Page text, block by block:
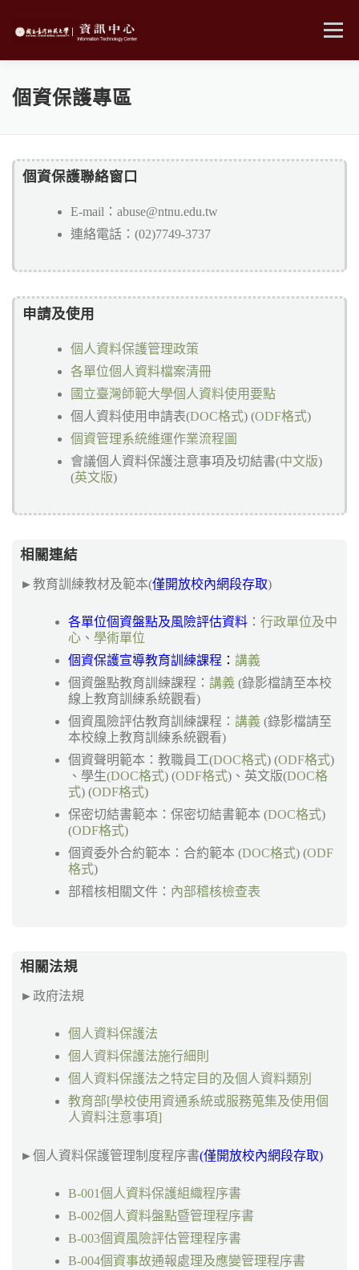
選單
個資保護專區
個資保護聯絡窗口
E-mail：abuse@ntnu.edu.tw
連絡電話：(02)7749-3737
申請及使用
個人資料保護管理政策
各單位個人資料檔案清冊
國立臺灣師範大學個人資料使用要點
個人資料使用申請表(DOC格式) (ODF格式)
個資管理系統維運作業流程圖
會議個人資料保護注意事項及切結書(中文版)
(英文版)
相關連結
►教育訓練教材及範本(僅開放校內網段存取)
各單位個資盤點及風險評估資料 ： 行政單位及中
心 、 學術單位
個資保護宣導教育訓練課程 ： 講義
個資盤點教育訓練課程： 講義 (錄影檔請至本校
線上教育訓練系統觀看)
個資風險評估教育訓練課程： 講義 (錄影檔請至
本校線上教育訓練系統觀看)
個資聲明範本：教職員工(DOC格式) (ODF格式)
、學生(DOC格式) (ODF格式)、英文版(DOC格
式) (ODF格式)
保密切結書範本：保密切結書範本 (DOC格式)
(ODF格式)
個資委外合約範本：合約範本 (DOC格式) (ODF
格式)
部稽核相關文件： 內部稽核檢查表
相關法規
► 政府法規
個人資料保護法
個人資料保護法施行細則
個人資料保護法之特定目的及個人資料類別
教育部[學校使用資通系統或服務蒐集及使用個
人資料注意事項]
►個人資料保護管理制度程序書(僅開放校內網段存取)
B-001個人資料保護組織程序書
B-002個人資料盤點暨管理程序書
B-003個資風險評估管理程序書
B-004個資事故通報處理及應變管理程序書